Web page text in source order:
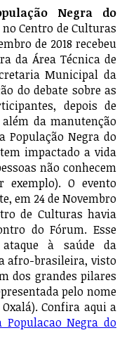
Negra do
Centro de Culturas
de 2018 recebeu
da Área Técnica de
Municipal da
do debate sobre as
depois de
da manutenção
População Negra do
impactado a vida
não conhecem
exemplo). O evento
em 24 de Novembro
de Culturas havia
do Fórum. Esse
à saúde da
afro-brasileira, visto
dos grandes pilares
pelo nome
Confira aqui a
Populacao Negra do